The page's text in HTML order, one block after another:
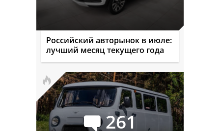
Российский авторынок в июле:
лучший месяц текущего года
261